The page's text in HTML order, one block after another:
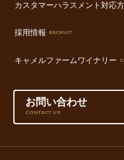
カスタマーハラスメント対応
採用情報 RECRUIT
キャメルファームワイナリー
お問い合わせ
CONTACT US